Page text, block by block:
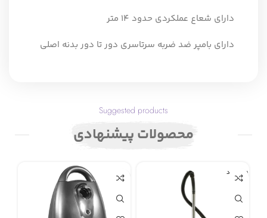
دارای شعاع عملکردی حدود 14 متر
دارای بامپر ضد ضربه سرتاسری دور تا دور بدنه اصلی
Suggested products
محصولات پیشنهادی
ناموجود